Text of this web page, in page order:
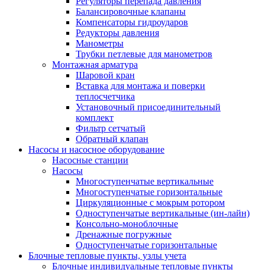
Балансировочные клапаны
Компенсаторы гидроударов
Редукторы давления
Манометры
Трубки петлевые для манометров
Монтажная арматура
Шаровой кран
Вставка для монтажа и поверки
теплосчетчика
Установочный присоединительный
комплект
Фильтр сетчатый
Обратный клапан
Насосы и насосное оборудование
Насосные станции
Насосы
Многоступенчатые вертикальные
Многоступенчатые горизонтальные
Циркуляционные с мокрым ротором
Одноступенчатые вертикальные (ин-лайн)
Консольно-моноблочные
Дренажные погружные
Одноступенчатые горизонтальные
Блочные тепловые пункты, узлы учета
Блочные индивидуальные тепловые пункты